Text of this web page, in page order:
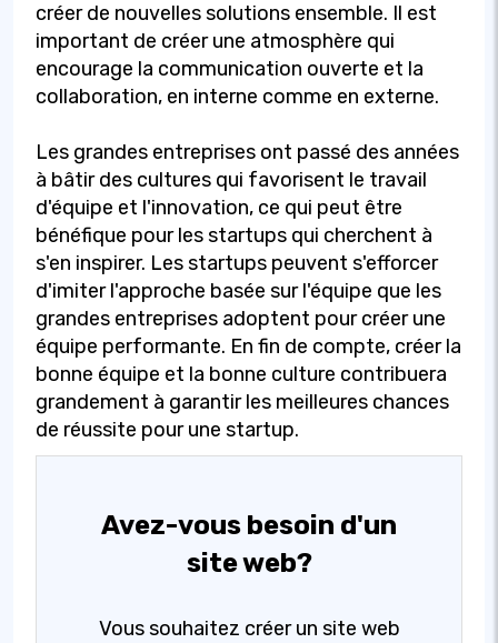
créer de nouvelles solutions ensemble. Il est
important de créer une atmosphère qui
encourage la communication ouverte et la
collaboration, en interne comme en externe.
Les grandes entreprises ont passé des années
à bâtir des cultures qui favorisent le travail
d'équipe et l'innovation, ce qui peut être
bénéfique pour les startups qui cherchent à
s'en inspirer. Les startups peuvent s'efforcer
d'imiter l'approche basée sur l'équipe que les
grandes entreprises adoptent pour créer une
équipe performante. En fin de compte, créer la
bonne équipe et la bonne culture contribuera
grandement à garantir les meilleures chances
de réussite pour une startup.
Avez-vous besoin d'un
site web?
Vous souhaitez créer un site web